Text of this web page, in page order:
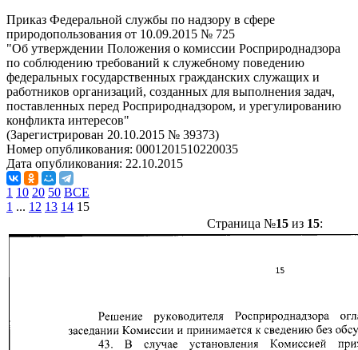
Приказ Федеральной службы по надзору в сфере
природопользования от 10.09.2015 № 725
"Об утверждении Положения о комиссии Росприроднадзора
по соблюдению требований к служебному поведению
федеральных государственных гражданских служащих и
работников организаций, созданных для выполнения задач,
поставленных перед Росприроднадзором, и урегулированию
конфликта интересов"
(Зарегистрирован 20.10.2015 № 39373)
Номер опубликования: 0001201510220035
Дата опубликования: 22.10.2015
1 10 20 50 ВСЕ
1 ... 12 13 14 15
Страница №15из 15: